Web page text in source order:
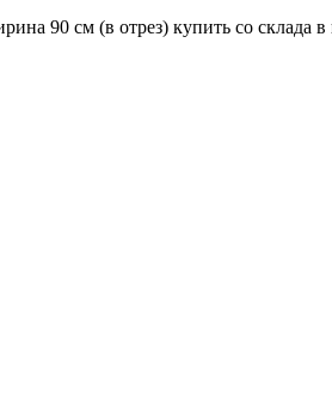
90 см (в отрез) купить со склада